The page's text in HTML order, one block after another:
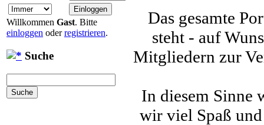
Willkommen Gast. Bitte
einloggen oderregistrieren.
Suche
Das gesamte
steht - auf
Mitgliedern zur
In diesem Sinne
wir viel Spaß